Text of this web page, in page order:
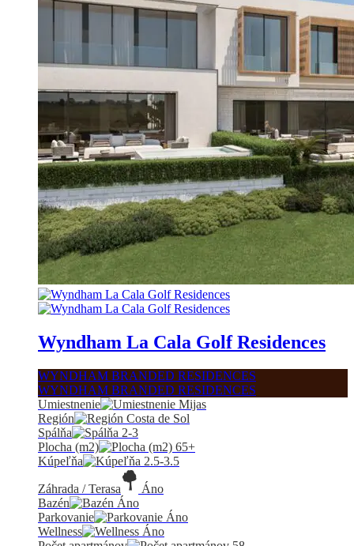
Wyndham La Cala Golf Residences
WYNDHAM BRANDED RESIDENCES
WYNDHAM BRANDED RESIDENCES
Umiestnenie
Mijas
Región
Costa de Sol
Spálňa
2-3
Plocha (m2)
65+
Kúpeľňa
2.5-3.5
Záhrada / Terasa
Áno
Bazén
Áno
Parkovanie
Áno
Wellness
Áno